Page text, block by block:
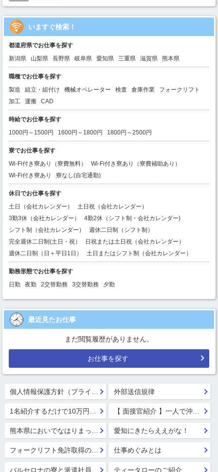
いますぐ検索！
都道府県でお仕事を探す
新潟県
山梨県 長野県 岐阜県 愛知県 三重県 滋賀県 熊本県
職種でお仕事を探す
製造
組立・組付け 機械オペレーター 検査 倉庫作業
フォークリフト
加工
運搬 CAD
時給でお仕事を探す
1000円～1500円
1600円～1800円 1800円～2500円
寮でお仕事を探す
Wi-Fi付き寮あり（寮費無料）
Wi-Fi付き寮あり（寮費補助あり）
Wi-Fi付き寮あり
寮なし(自宅通勤)
休日でお仕事を探す
土日（会社カレンダー）
土日祝（会社カレンダー）
3勤3休（会社カレンダー）
4勤2休（シフト制・会社カレンダー)
シフト制（会社カレンダー）
週休二日制（シフト制）
完全週休二日制(土日・祝）
日祝または土日祝（会社カレンダー）
週休二日制（日＋平日1日）
土日またはシフト制（会社カレンダー）
勤務形態でお仕事を探す
日勤
夜勤 2交替勤務 3交替勤務 夕勤
最近見たお仕事
まだ閲覧履歴がありません。
お仕事を探す
外部送信規律
愛知にきたらええがな！
フォークリフト免許取得のススメ！ 仕事めぐみとは
ティータローのご紹介